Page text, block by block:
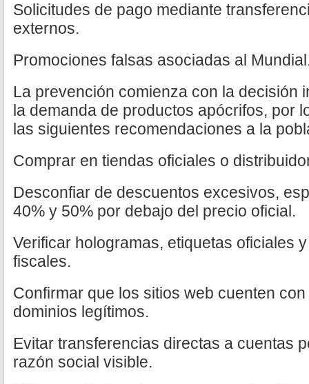
Solicitudes de pago mediante
externos.
Promociones falsas asociadas al
La prevención comienza con la decisión
la demanda de productos apócrifos, por
las siguientes recomendaciones a la
Comprar en tiendas oficiales o
Desconfiar de descuentos excesivos,
40% y 50% por debajo del precio oficial.
Verificar hologramas, etiquetas oficiales
fiscales.
Confirmar que los sitios web cuenten con
dominios legítimos.
Evitar transferencias directas a cuentas
razón social visible.